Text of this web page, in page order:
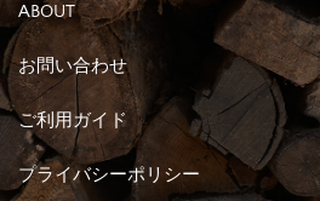
ABOUT
お問い合わせ
ご利用ガイド
プライバシーポリシー